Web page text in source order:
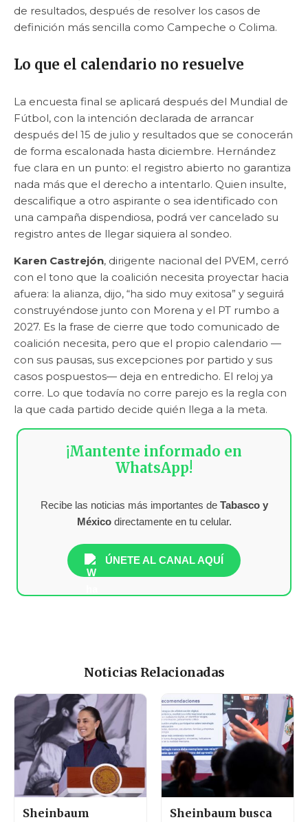
de resultados, después de resolver los casos de
definición más sencilla como Campeche o Colima.
Lo que el calendario no resuelve
La encuesta final se aplicará después del Mundial de
Fútbol, con la intención declarada de arrancar
después del 15 de julio y resultados que se conocerán
de forma escalonada hasta diciembre. Hernández
fue clara en un punto: el registro abierto no garantiza
nada más que el derecho a intentarlo. Quien insulte,
descalifique a otro aspirante o sea identificado con
una campaña dispendiosa, podrá ver cancelado su
registro antes de llegar siquiera al sondeo.
Karen Castrejón, dirigente nacional del PVEM, cerró
con el tono que la coalición necesita proyectar hacia
afuera: la alianza, dijo, “ha sido muy exitosa” y seguirá
construyéndose junto con Morena y el PT rumbo a
2027. Es la frase de cierre que todo comunicado de
coalición necesita, pero que el propio calendario —
con sus pausas, sus excepciones por partido y sus
casos pospuestos— deja en entredicho. El reloj ya
corre. Lo que todavía no corre parejo es la regla con
la que cada partido decide quién llega a la meta.
¡Mantente informado en
WhatsApp!
Recibe las noticias más importantes de Tabasco y
Méxicodirectamente en tu celular.
ÚNETE AL CANAL AQUÍ
Noticias Relacionadas
Sheinbaum
Sheinbaum busca